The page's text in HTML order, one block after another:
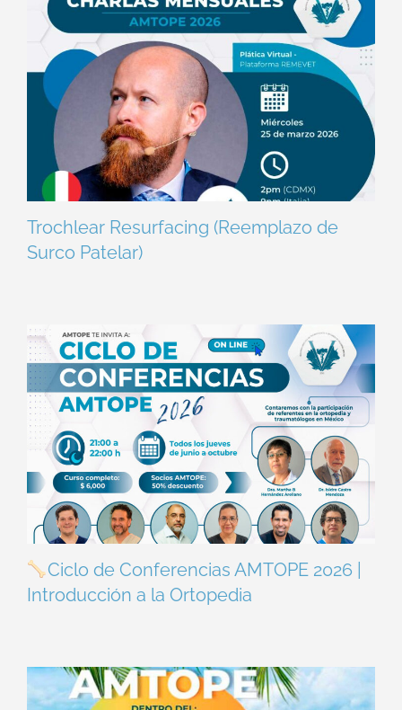
Trochlear Resurfacing (Reemplazo de
Surco Patelar)
Ciclo de Conferencias AMTOPE 2026 |
Introducción a la Ortopedia